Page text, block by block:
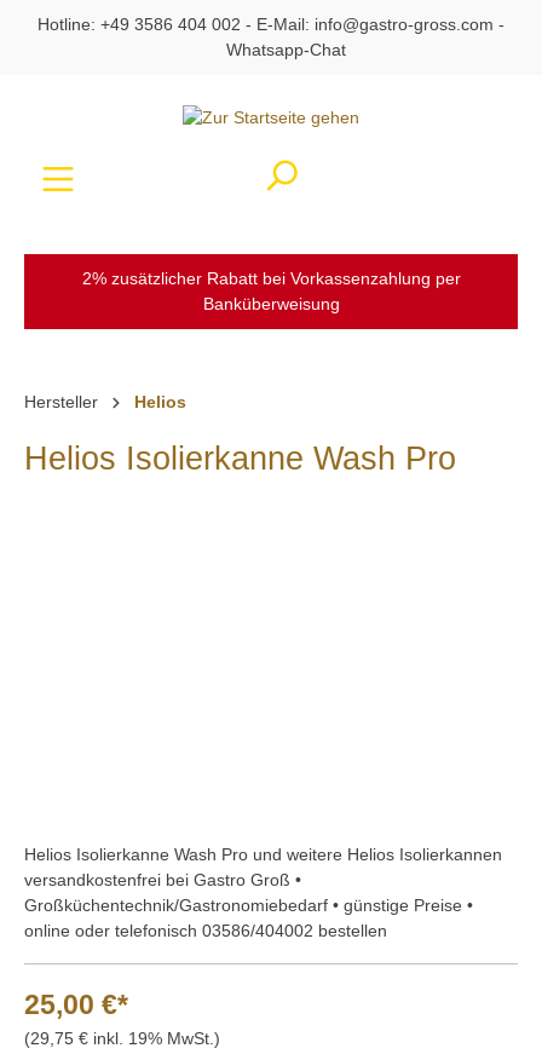
springen
Hotline: +49 3586 404 002 - E-Mail: info@gastro-gross.com -
Whatsapp-Chat
2% zusätzlicher Rabatt bei Vorkassenzahlung per
Banküberweisung
Hersteller Helios
Helios Isolierkanne Wash Pro
Helios Isolierkanne Wash Pro und weitere Helios Isolierkannen
versandkostenfrei bei Gastro Groß •
Großküchentechnik/Gastronomiebedarf • günstige Preise •
online oder telefonisch 03586/404002 bestellen
25,00 €*
(29,75 € inkl. 19% MwSt.)